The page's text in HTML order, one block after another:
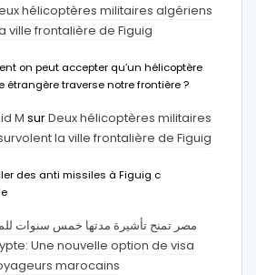
hélicoptères militaires algériens
ville frontalière de Figuig
on peut accepter qu’un hélicoptère
étrangère traverse notre frontière ?
M surDeux hélicoptères militaires
la ville frontalière de Figuig
des anti missiles à Figuig c
مصر تمنح تأشيرة مدتها خمس سنوات
Une nouvelle option de visa
marocains